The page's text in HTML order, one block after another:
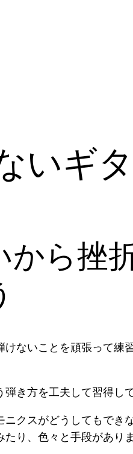
いギ
から挫
けないことを頑張って練
き方を工夫して習得し
クスがどうしてもでき
り、色々と手段がありま